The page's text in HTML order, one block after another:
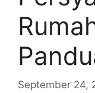
September 24,